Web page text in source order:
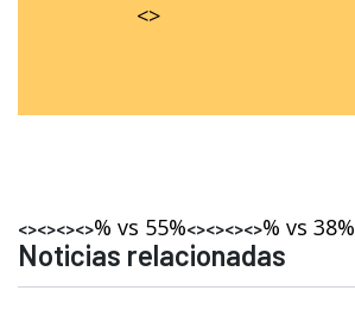
<>
<><><><>% vs 55%<><><><>% vs 38%
Noticias relacionadas